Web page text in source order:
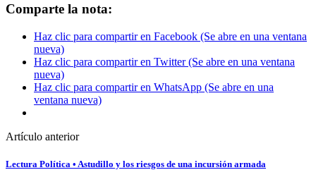
Comparte la nota:
Haz clic para compartir en Facebook (Se abre en una ventana
nueva)
Haz clic para compartir en Twitter (Se abre en una ventana
nueva)
Haz clic para compartir en WhatsApp (Se abre en una
ventana nueva)
Artículo anterior
Lectura Política • Astudillo y los riesgos de una incursión armada